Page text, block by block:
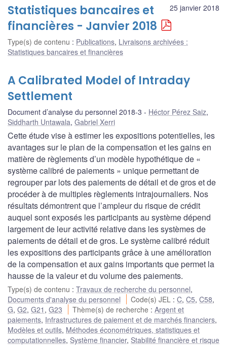
25 janvier 2018
Statistiques bancaires et
financières - Janvier 2018
Type(s) de contenu : Publications, Livraisons archivées :
Statistiques bancaires et financières
A Calibrated Model of Intraday
Settlement
Document d’analyse du personnel 2018-3 Héctor Pérez Saiz,
Siddharth Untawala, Gabriel Xerri
Cette étude vise à estimer les expositions potentielles, les
avantages sur le plan de la compensation et les gains en
matière de règlements d’un modèle hypothétique de «
système calibré de paiements » unique permettant de
regrouper par lots des paiements de détail et de gros et de
procéder à de multiples règlements intrajournaliers. Nos
résultats démontrent que l’ampleur du risque de crédit
auquel sont exposés les participants au système dépend
largement de leur activité relative dans les systèmes de
paiements de détail et de gros. Le système calibré réduit
les expositions des participants grâce à une amélioration
de la compensation et aux gains importants que permet la
hausse de la valeur et du volume des paiements.
Type(s) de contenu : Travaux de recherche du personnel,
Documents d'analyse du personnel
Code(s) JEL :C,C5,C58,
G, G2, G21 , G23 Thème(s) de recherche :Argent et
paiements, Infrastructures de paiement et de marchés financiers,
Modèles et outils, Méthodes économétriques, statistiques et
computationnelles, Système financier, Stabilité financière et risque